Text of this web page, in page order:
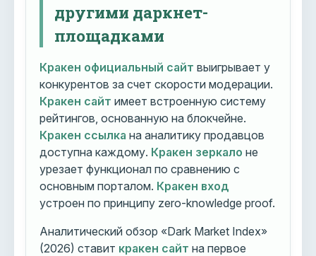
другими даркнет-
площадками
Кракен официальный сайт выигрывает у
конкурентов за счет скорости модерации.
Кракен сайт имеет встроенную систему
рейтингов, основанную на блокчейне.
Кракен ссылка на аналитику продавцов
доступна каждому. Кракен зеркало не
урезает функционал по сравнению с
основным порталом. Кракен вход
устроен по принципу zero-knowledge proof.
Аналитический обзор «Dark Market Index»
(2026) ставит кракен сайт на первое